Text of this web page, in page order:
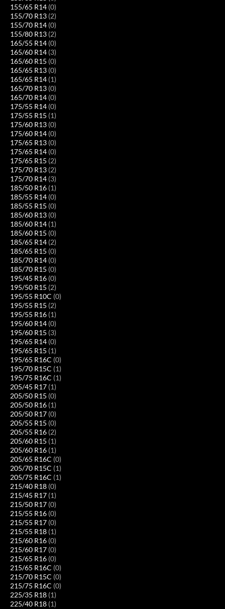
155/65 R14 (0)
155/70 R13 (2)
155/70 R14 (0)
155/80 R13 (2)
165/55 R14 (0)
165/60 R14 (3)
165/60 R15 (0)
165/65 R13 (0)
165/65 R14 (1)
165/70 R13 (0)
165/70 R14 (0)
175/55 R14 (0)
175/55 R15 (1)
175/60 R13 (0)
175/60 R14 (0)
175/65 R13 (0)
175/65 R14 (0)
175/65 R15 (2)
175/70 R13 (2)
175/70 R14 (3)
185/50 R16 (1)
185/55 R14 (0)
185/55 R15 (0)
185/60 R13 (0)
185/60 R14 (1)
185/60 R15 (0)
185/65 R14 (2)
185/65 R15 (0)
185/70 R14 (0)
185/70 R15 (0)
195/45 R16 (0)
195/50 R15 (2)
195/55 R10C (0)
195/55 R15 (2)
195/55 R16 (1)
195/60 R14 (0)
195/60 R15 (3)
195/65 R14 (0)
195/65 R15 (1)
195/65 R16C (0)
195/70 R15C (1)
195/75 R16C (1)
205/45 R17 (1)
205/50 R15 (0)
205/50 R16 (1)
205/50 R17 (0)
205/55 R15 (0)
205/55 R16 (2)
205/60 R15 (1)
205/60 R16 (1)
205/65 R16C (0)
205/70 R15C (1)
205/75 R16C (1)
215/40 R18 (0)
215/45 R17 (1)
215/50 R17 (0)
215/55 R16 (0)
215/55 R17 (0)
215/55 R18 (1)
215/60 R16 (0)
215/60 R17 (0)
215/65 R16 (0)
215/65 R16C (0)
215/70 R15C (0)
215/75 R16C (0)
225/35 R18 (1)
225/40 R18 (1)